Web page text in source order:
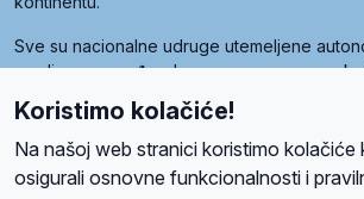
Sve su nacionalne udruge utemeljene
zemljama, a međusobna su povezane
pod nazivom Svjetska obitelj Radio Marije
Radio Maria). Svjetsku obitelj utemeljilo je
kojima je i hrvatska Udruga Radio Marija.
Koristimo kolačiće!
Na našoj web stranici koristimo kolačiće
osigurali osnovne funkcionalnosti i